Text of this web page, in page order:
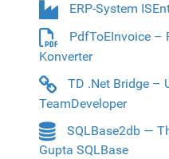
ERP-System
PdfToEInvoice –
Konverter
TD .Net Bridge –
TeamDeveloper
SQLBase2db ­­—
Gupta SQLBase